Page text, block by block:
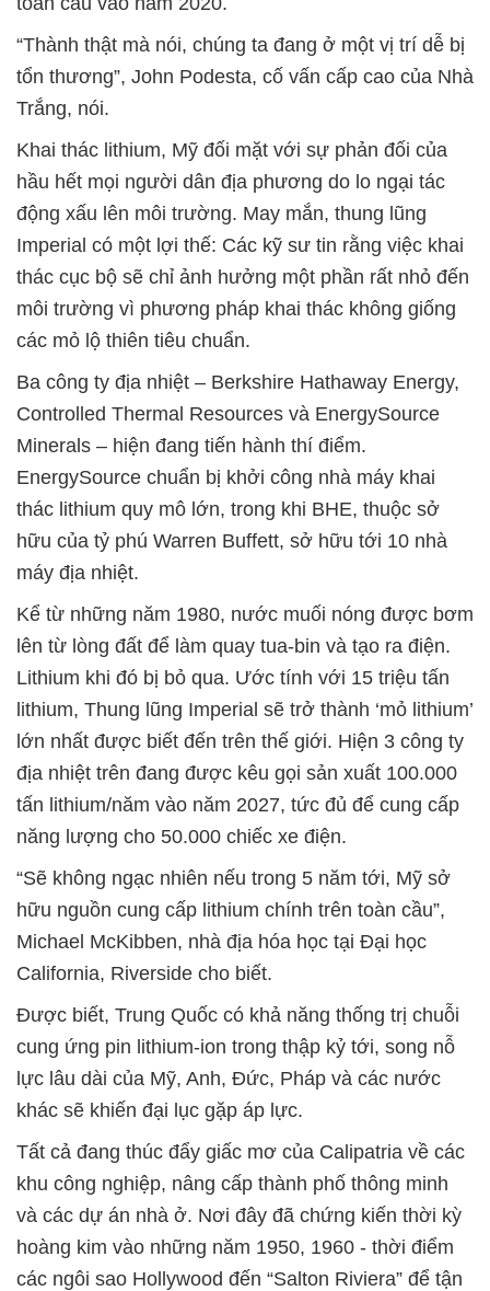
“Thành thật mà nói, chúng ta đang ở một vị trí dễ bị
tổn thương”, John Podesta, cố vấn cấp cao của Nhà
Trắng, nói.
Khai thác lithium, Mỹ đối mặt với sự phản đối của
hầu hết mọi người dân địa phương do lo ngại tác
động xấu lên môi trường. May mắn, thung lũng
Imperial có một lợi thế: Các kỹ sư tin rằng việc khai
thác cục bộ sẽ chỉ ảnh hưởng một phần rất nhỏ đến
môi trường vì phương pháp khai thác không giống
các mỏ lộ thiên tiêu chuẩn.
Ba công ty địa nhiệt – Berkshire Hathaway Energy,
Controlled Thermal Resources và EnergySource
Minerals – hiện đang tiến hành thí điểm.
EnergySource chuẩn bị khởi công nhà máy khai
thác lithium quy mô lớn, trong khi BHE, thuộc sở
hữu của tỷ phú Warren Buffett, sở hữu tới 10 nhà
máy địa nhiệt.
Kể từ những năm 1980, nước muối nóng được bơm
lên từ lòng đất để làm quay tua-bin và tạo ra điện.
Lithium khi đó bị bỏ qua. Ước tính với 15 triệu tấn
lithium, Thung lũng Imperial sẽ trở thành ‘mỏ lithium’
lớn nhất được biết đến trên thế giới. Hiện 3 công ty
địa nhiệt trên đang được kêu gọi sản xuất 100.000
tấn lithium/năm vào năm 2027, tức đủ để cung cấp
năng lượng cho 50.000 chiếc xe điện.
“Sẽ không ngạc nhiên nếu trong 5 năm tới, Mỹ sở
hữu nguồn cung cấp lithium chính trên toàn cầu”,
Michael McKibben, nhà địa hóa học tại Đại học
California, Riverside cho biết.
Được biết, Trung Quốc có khả năng thống trị chuỗi
cung ứng pin lithium-ion trong thập kỷ tới, song nỗ
lực lâu dài của Mỹ, Anh, Đức, Pháp và các nước
khác sẽ khiến đại lục gặp áp lực.
Tất cả đang thúc đẩy giấc mơ của Calipatria về các
khu công nghiệp, nâng cấp thành phố thông minh
và các dự án nhà ở. Nơi đây đã chứng kiến thời kỳ
hoàng kim vào những năm 1950, 1960 - thời điểm
các ngôi sao Hollywood đến “Salton Riviera” để tận